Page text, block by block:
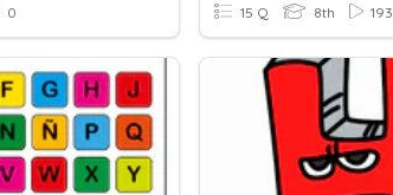
0 15 Q 8th 193